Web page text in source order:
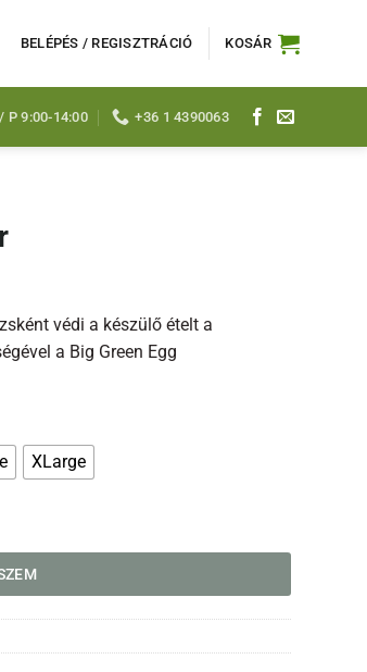
BELÉPÉS / REGISZTRÁCIÓ KOSÁR
P 9:00-14:00 +36 1 4390063
védi a készülő ételt a
a Big Green Egg
XLarge